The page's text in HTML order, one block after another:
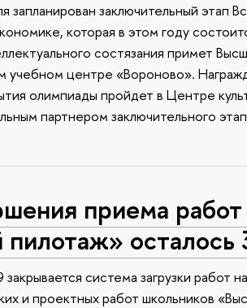
запланирован заключительный этап
которая в этом году
состязания примет
учебном центре «Вороново».
олимпиады пройдет в Центре
партнером заключительного
приема работ
осталось
закрывается система загрузки работ
и проектных работ школьников